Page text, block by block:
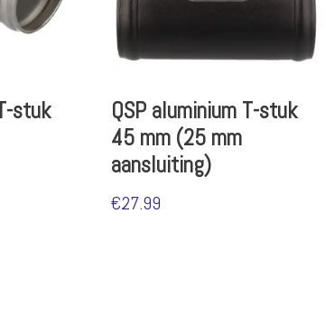
stuk
QSP aluminium T-stuk
45 mm (25 mm
aansluiting)
€27.99